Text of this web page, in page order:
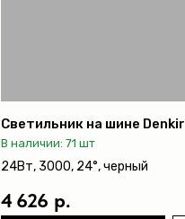
Светильник на шине
В наличии: 71 шт
24Вт, 3000, 24°, черный
4 626 р.